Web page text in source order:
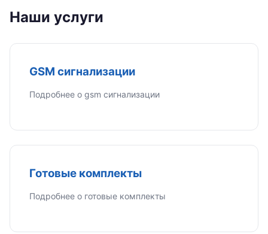
Наши услуги
GSM сигнализации
Подробнее о gsm сигнализации
Готовые комплекты
Подробнее о готовые комплекты